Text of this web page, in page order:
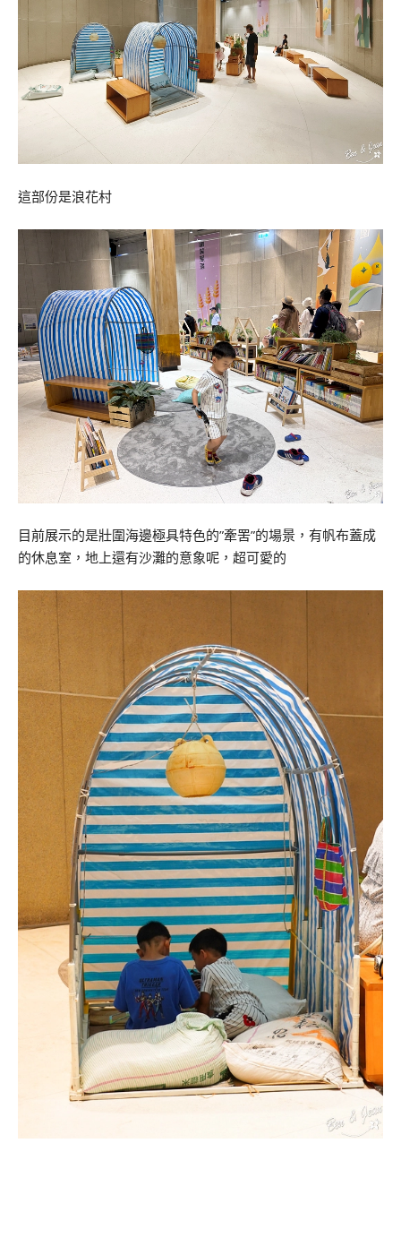
這部份是浪花村
目前展示的是壯圍海邊極具特色的”牽罟”的場景，有帆布蓋成
的休息室，地上還有沙灘的意象呢，超可愛的